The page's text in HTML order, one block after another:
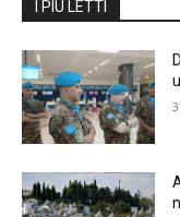
I PIÙ LETTI